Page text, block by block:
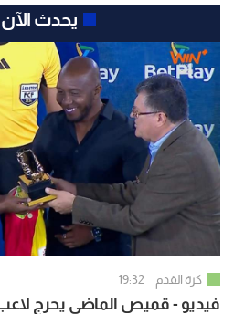
يحدث الآن
كرة القدم 19:32
فيديو - قميص الماضي يحرج